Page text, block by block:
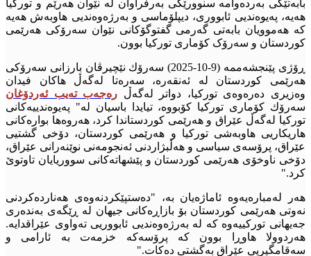
بابەتێکی بەردەوامە سنوورێکی بەرفراوان لە نێوان هەرێم و تورکیا
هەیە، پەیوەندیی ئابووری، دیپلۆماسی و بەرژەوەندیی هاوبەش هەیە
کە هەموویان بابەتی گەرمی گفتوگۆکانی نێوان سەرۆکی هەرێمی
کوردستان و سەرۆک کۆماری تورکیا بوون.
ڕۆژی پێنجشەممە (9-10-2025) سەرۆك نێچیرڤان بارزانی سەرۆكی
هەرێمی كوردستان لە ئەنقەرە، سەرەتا لەگەڵ هاكان فیدان
وەزیری دەرەوەی توركیا، دواتر لەگەڵ رەجەب تەیب ئەردۆغان
سەرۆك كۆماری توركیا كۆبووە، تیایدا باسیان له‌" په‌یوه‌ندییه‌كانى
توركیا له‌گه‌ڵ عێراق و هه‌رێمى كوردستاندا كرد، هه‌روه‌ها بواره‌كانى
هاریكاریى هاوبه‌شى توركیا و هه‌رێمى كوردستان، دۆخى گشتیى
عێراق، پرۆسه‌ى سیاسى و هه‌ڵبژاردنى ئه‌نجومه‌نى نوێنه‌رانى عێراق،
دۆخى ناوخۆى هه‌رێمى كوردستان و پێشهاته‌كانى سووریایان تاوتوێ
كرد."
هه‌ر له‌مباره‌یه‌وه‌ ئاماژەیان بە، "ده‌ستپێكردنه‌وه‌ى هه‌نارده‌كردنى
نه‌وتى هه‌رێمى كوردستان بۆ بازاڕه‌كانى جیهان له‌ ڕێگه‌ى به‌نده‌رى
جه‌یهانى توركییه‌وه كه‌ له‌ به‌رژه‌وه‌ندیى ئابووریى ته‌واوى عێراقدایه‌‌.
هه‌ردوولا هاوڕا بوون كه‌ پرۆسه‌كه‌ خزمه‌ت به‌ ئارامى و
سه‌قامگیریى عێراق به‌گشتى ده‌كات."